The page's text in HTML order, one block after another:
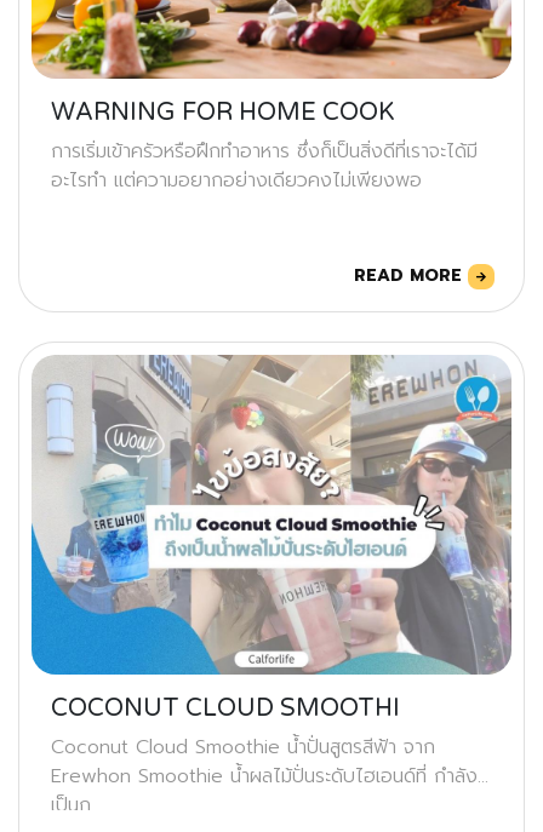
WARNING FOR HOME COOK
การเริ่มเข้าครัวหรือฝึกทำอาหาร ซึ่งก็เป็นสิ่งดีที่เราจะได้มี
อะไรทำ แต่ความอยากอย่างเดียวคงไม่เพียงพอ
READ MORE
COCONUT CLOUD SMOOTHI
Coconut Cloud Smoothie น้ำปั่นสูตรสีฟ้า จาก
Erewhon Smoothie น้ำผลไม้ปั่นระดับไฮเอนด์ที่ กำลัง
เป็นก